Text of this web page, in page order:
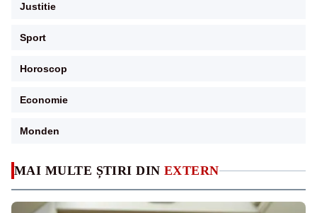
MAI MULTE ȘTIRI DIN EXTERN
Justitie
Sport
Horoscop
Economie
Monden